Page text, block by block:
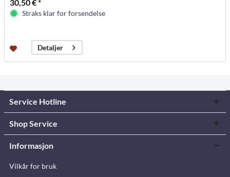
30,50 € *
Straks klar for forsendelse
Detaljer
Service Hotline
Shop Service
Informasjon
Vilkår for bruk